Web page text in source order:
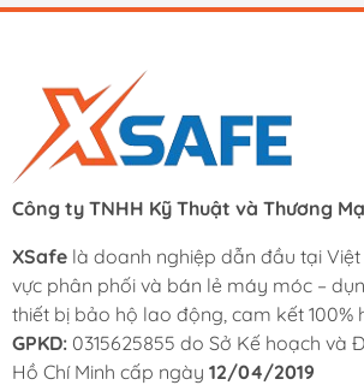
Công ty TNHH Kỹ Thuật và Thương
XSafe là doanh nghiệp dẫn đầu tại
vực phân phối và bán lẻ máy móc –
thiết bị bảo hộ lao động, cam kết 100%
GPKD: 0315625855 do Sở Kế hoạch và
Hồ Chí Minh cấp ngày 12/04/2019